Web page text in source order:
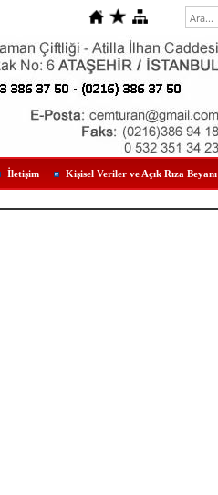
İletişim Kişisel Veriler ve Açık Rıza Beyanı